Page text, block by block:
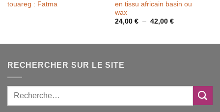
touareg : Fatma
en tissu africain basin ou
wax
24,00 € – 42,00 €Plage
RECHERCHER SUR LE SITE